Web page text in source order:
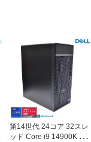
第14世代 24コア 32スレ
ッド Core i9 14900K メ